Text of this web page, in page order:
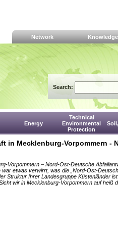
Network Knowledge
Search:
Energy
Technical
Environmental
Protection
in Mecklenburg-Vorpommern -
Vorpommern – Nord-Ost-Deutsche
etwas verwirrt, was die „Nord-Ost-
Struktur Ihrer Landesgruppe Küstenländer
wir in Mecklenburg-Vorpommern auf heiß